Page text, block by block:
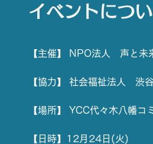
イベントにつ
【主催】 NPO法人　声と未
【協力】 社会福祉法人　渋
【場所】 YCC代々木八幡コ
【日時】12月24日(火)